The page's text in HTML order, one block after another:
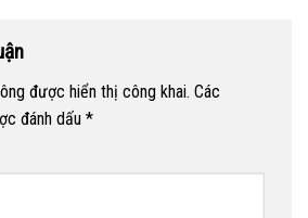
được hiển thị công khai. Các
đánh dấu *